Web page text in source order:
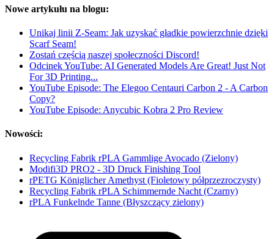
Nowe artykułu na blogu:
Unikaj linii Z-Seam: Jak uzyskać gładkie powierzchnie dzięki
Scarf Seam!
Zostań częścią naszej społeczności Discord!
Odcinek YouTube: AI Generated Models Are Great! Just Not
For 3D Printing...
YouTube Episode: The Elegoo Centauri Carbon 2 - A Carbon
Copy?
YouTube Episode: Anycubic Kobra 2 Pro Review
Nowości:
Recycling Fabrik rPLA Gammlige Avocado (Zielony)
Modifi3D PRO2 - 3D Druck Finishing Tool
rPETG Königlicher Amethyst (Fioletowy półprzezroczysty)
Recycling Fabrik rPLA Schimmernde Nacht (Czarny)
rPLA Funkelnde Tanne (Błyszczący zielony)